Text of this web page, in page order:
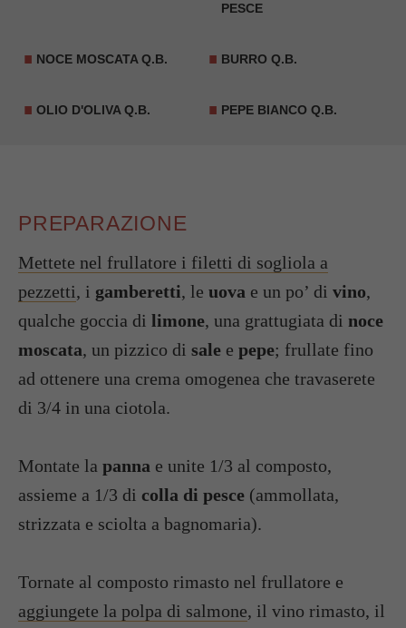
PESCE
NOCE MOSCATA Q.B. BURRO Q.B.
OLIO D'OLIVA Q.B. PEPE BIANCO Q.B.
PREPARAZIONE
Mettete nel frullatore i filetti di sogliola a
pezzetti, i gamberetti, le uova e un po’ di vino,
qualche goccia di limone, una grattugiata di noce
moscata, un pizzico di sale e pepe; frullate fino
ad ottenere una crema omogenea che travaserete
di 3/4 in una ciotola.
Montate la panna e unite 1/3 al composto,
assieme a 1/3 di colla di pesce (ammollata,
strizzata e sciolta a bagnomaria).
Tornate al composto rimasto nel frullatore e
aggiungete la polpa di salmone, il vino rimasto, il